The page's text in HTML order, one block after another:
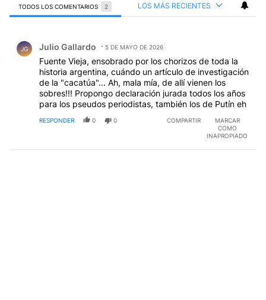
TODOS LOS COMENTARIOS 2 LOS MÁS RECIENTES
JG Julio Gallardo 5 DE MAYO DE 2026
Fuente Vieja, ensobrado por los chorizos de toda la
historia argentina, cuándo un artículo de investigación
de la "cacatúa"... Ah, mala mía, de allí vienen los
sobres!!! Propongo declaración jurada todos los años
para los pseudos periodistas, también los de Putín eh
RESPONDER 0 0 COMPARTIR
MARCAR
COMO
INAPROPIADO